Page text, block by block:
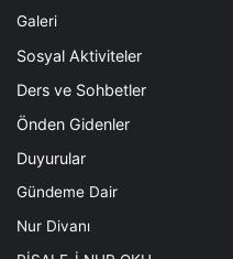
Galeri
Sosyal Aktiviteler
Ders ve Sohbetler
Önden Gidenler
Duyurular
Gündeme Dair
Nur Divanı